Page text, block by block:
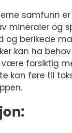
samfunn
mineraler og
og berikede
kan ha
forsiktig
kan føre til